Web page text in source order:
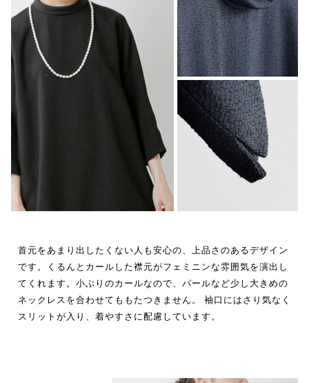
首元をあまり出したくない人も安心の、上品さのあるデザイン
です。くるんとカールした襟元がフェミニンな雰囲気を演出し
てくれます。小ぶりのカールなので、パールなど少し大きめの
ネックレスを合わせてももたつきません。 袖口にはさり気なく
スリットが入り、着やすさに配慮しています。